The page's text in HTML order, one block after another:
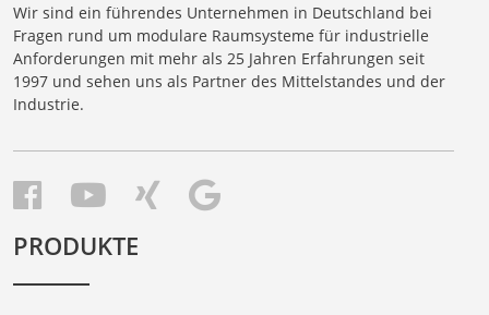
Wir sind ein führendes Unternehmen in Deutschland bei
Fragen rund um modulare Raumsysteme für industrielle
Anforderungen mit mehr als 25 Jahren Erfahrungen seit
1997 und sehen uns als Partner des Mittelstandes und der
Industrie.
PRODUKTE